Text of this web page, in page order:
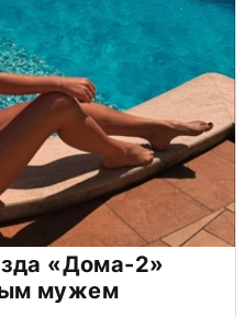
«Дома-2»
мужем